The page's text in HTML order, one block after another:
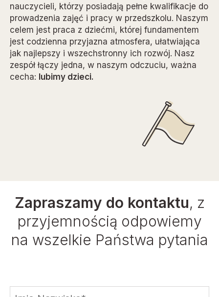
nauczycieli, którzy posiadają pełne kwalifikacje do
prowadzenia zajęć i pracy w przedszkolu. Naszym
celem jest praca z dziećmi, której fundamentem
jest codzienna przyjazna atmosfera, ułatwiająca
jak najlepszy i wszechstronny ich rozwój. Nasz
zespół łączy jedna, w naszym odczuciu, ważna
cecha: lubimy dzieci.
Zapraszamy do kontaktu, z
przyjemnością odpowiemy
na wszelkie Państwa pytania